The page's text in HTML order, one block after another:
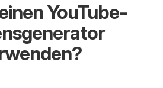
YouTube-